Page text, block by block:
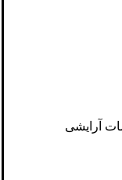
آرایشی